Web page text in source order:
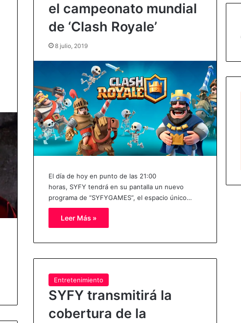
el campeonato mundial
de ‘Clash Royale’
8 julio, 2019
El día de hoy en punto de las 21:00
horas, SYFY tendrá en su pantalla un nuevo
programa de “SYFYGAMES”, el espacio único…
Leer Más »
Entretenimiento
SYFY transmitirá la
cobertura de la